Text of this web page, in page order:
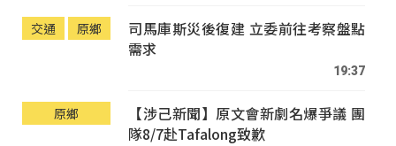
交通 原鄉
司馬庫斯災後復建 立委前往考察盤點
需求
19:37
原鄉
【涉己新聞】原文會新劇名爆爭議 團
隊8/7赴Tafalong致歉